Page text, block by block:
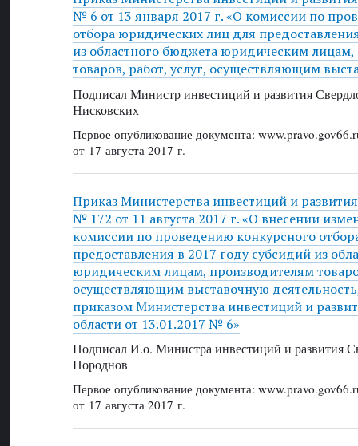
№ 6 от 13 января 2017 г. «О комиссии по
отбора юридических лиц для
из областного бюджета юридическим
товаров, работ, услуг, осуществляющим
Подписал Министр инвестиций и развития
Нисковских
Первое опубликование документа:
от 17 августа 2017 г.
Приказ Министерства инвестиций и
№ 172 от 11 августа 2017 г. «О внесении
комиссии по проведению конкурсного
предоставления в 2017 году субсидий из
юридическим лицам, производителям
осуществляющим выставочную
приказом Министерства инвестиций и
области от 13.01.2017 № 6»
Подписал И.о. Министра инвестиций и развития
Породнов
Первое опубликование документа:
от 17 августа 2017 г.